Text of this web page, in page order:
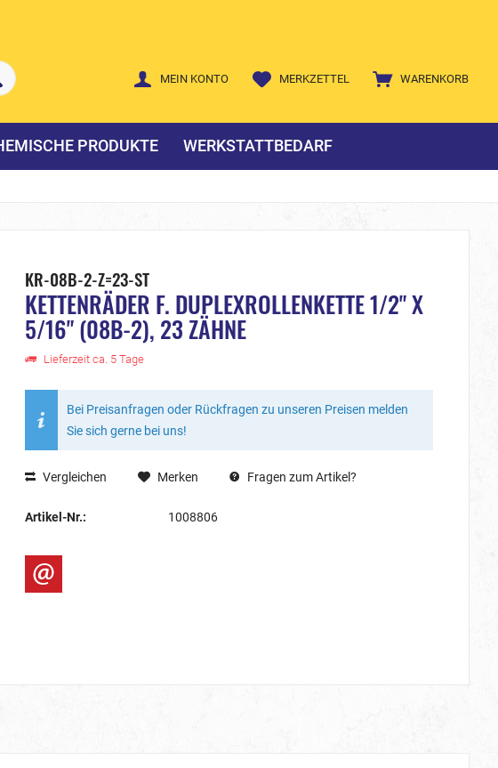
WARENKORB
MERKZETTEL
MEIN KONTO
PRODUKTE WERKSTATTBEDARF
KR-08B-2-Z=23-ST
KETTENRÄDER F. DUPLEXROLLENKETTE 1/2" X
5/16" (08B-2), 23 ZÄHNE
Lieferzeit ca. 5 Tage
Bei Preisanfragen oder Rückfragen zu unseren Preisen melden
Sie sich gerne bei uns!
Vergleichen Merken Fragen zum Artikel?
Artikel-Nr.: 1008806